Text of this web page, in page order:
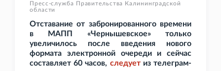
Пресс-служба Правительства Калининградской
области
Отставание от забронированного времени
в МАПП «Чернышевское» только
увеличилось после введения нового
формата электронной очереди и сейчас
составляет 60 часов, следуетиз телеграм-